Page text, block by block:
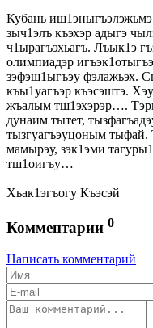
Кубань иш1эныгъэлэжьмэ
зыч1элъ къэхэр адыгэ
ч1ырагъэхьагъ. Лъык1э
олимпиадэр
зэфэш1ыгъэу фэлажьэх.
къы1уагъэр къэсэштэ.
жъалым тш1эхэрэр….
дунаим тытет,
тызгуагъэуцоным тыфай.
мамырэу, зэк1эми
тш1оигъу…
Хьак1эгъогу Къэсэй
Комментарии 0
Написать комментарий